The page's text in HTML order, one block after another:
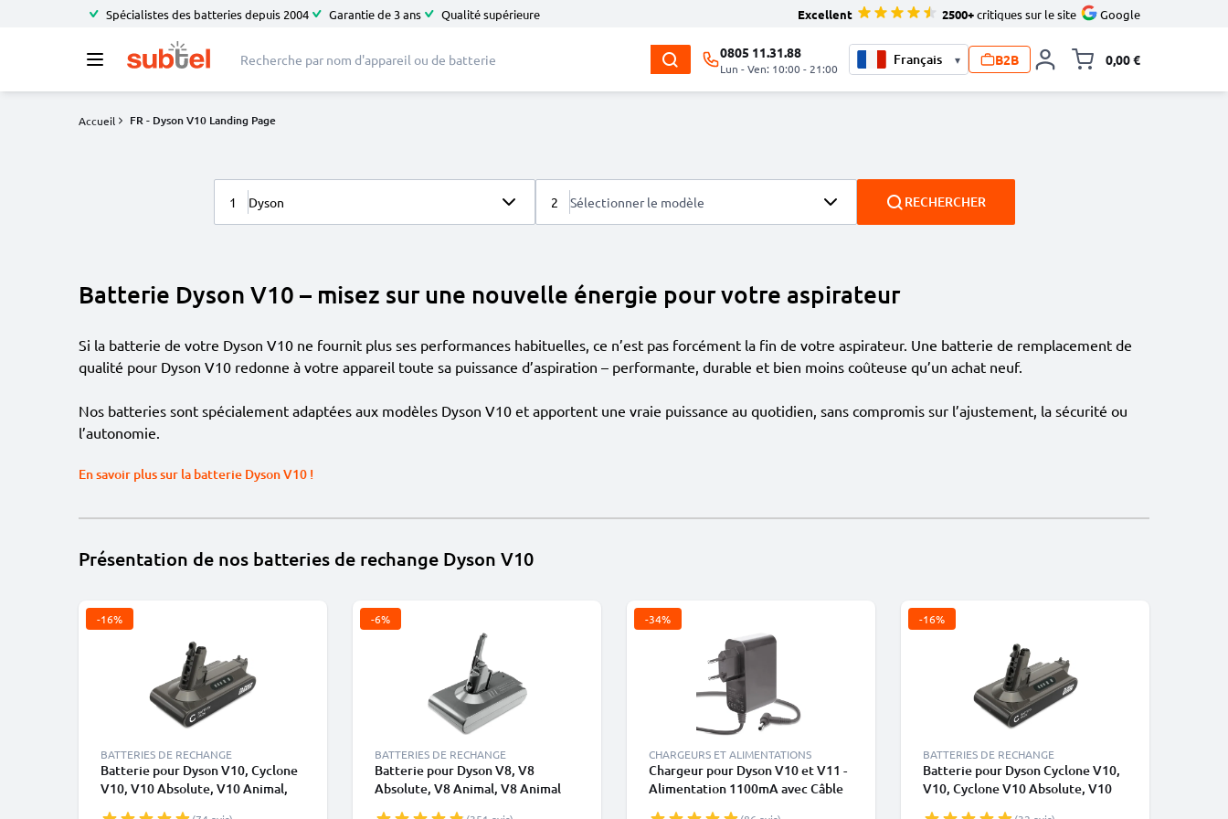
Spécialistes des batteries depuis 2004 Garantie de 3 ans Qualité supérieure Excellent 2500+critiques sur le site Google
0805 11.31.88
Lun - Ven: 10:00 - 21:00
▾ B2B 0,00 €
Accueil FR - Dyson V10 Landing Page
1 Dyson 2 Sélectionner le modèle RECHERCHER
Batterie Dyson V10 – misez sur une nouvelle énergie pour votre aspirateur
Si la batterie de votre Dyson V10 ne fournit plus ses performances habituelles, ce n’est pas forcément la fin de votre aspirateur. Une batterie de remplacement de
qualité pour Dyson V10 redonne à votre appareil toute sa puissance d’aspiration – performante, durable et bien moins coûteuse qu’un achat neuf.
Nos batteries sont spécialement adaptées aux modèles Dyson V10 et apportent une vraie puissance au quotidien, sans compromis sur l’ajustement, la sécurité ou
l’autonomie.
En savoir plus sur la batterie Dyson V10 !
Présentation de nos batteries de rechange Dyson V10
-16%
BATTERIES DE RECHANGE
Batterie pour Dyson V10, Cyclone
V10, V10 Absolute, V10 Animal,
-6%
BATTERIES DE RECHANGE
Batterie pour Dyson V8, V8
Absolute, V8 Animal, V8 Animal
-34%
CHARGEURS ET ALIMENTATIONS
Chargeur pour Dyson V10 et V11 -
Alimentation 1100mA avec Câble
-16%
BATTERIES DE RECHANGE
Batterie pour Dyson Cyclone V10,
V10, Cyclone V10 Absolute, V10